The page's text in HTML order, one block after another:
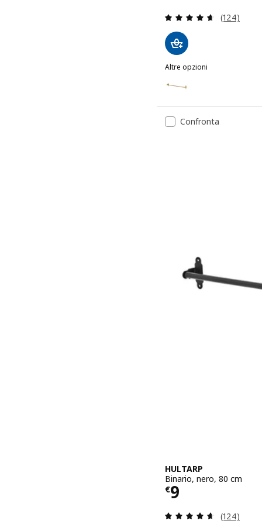
(124)
Altre opzioni
Confronta
HULTARP
Binario, nero, 80 cm
€9
Prezzo € 9
(124)